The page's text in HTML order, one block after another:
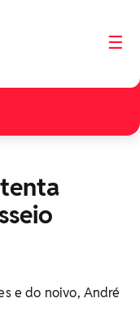
☰
e do noivo, André